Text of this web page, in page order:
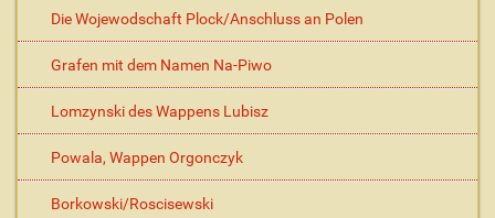
Die Wojewodschaft Plock/Anschluss an Polen
Grafen mit dem Namen Na-Piwo
Lomzynski des Wappens Lubisz
Powala, Wappen Orgonczyk
Borkowski/Roscisewski